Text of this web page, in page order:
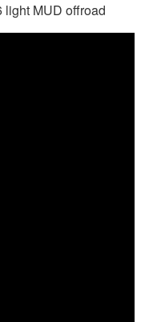
light MUD offroad